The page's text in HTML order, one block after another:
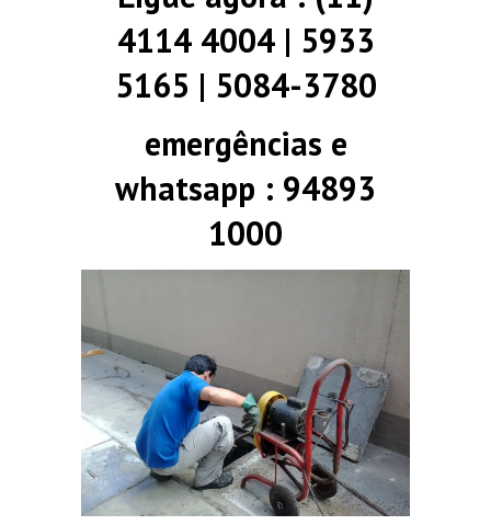
4114 4004 | 5933
5165 | 5084-3780
emergências e
whatsapp : 94893
1000